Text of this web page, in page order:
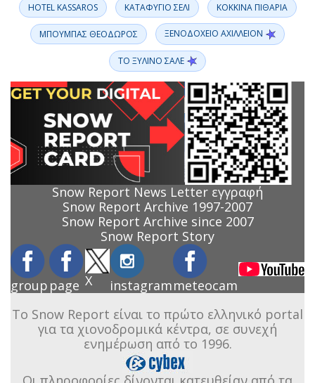
ΗOTEL KASSAROS ΚΑΤΑΦΥΓΙΟ ΣΕΛΙ ΚΟΚΚΙΝΑ ΠΙΘΑΡΙΑ
ΜΠΟΥΜΠΑΣ ΘΕΟΔΩΡΟΣ ΞΕΝΟΔΟΧΕΙΟ ΑΧΙΛΛΕΙΟΝ
ΤΟ ΞΥΛΙΝΟ ΣΑΛΕ
Snow Report News Letter εγγραφή
Snow Report Archive 1997-2007
Snow Report Archive since 2007
Snow Report Story
group page X instagrammeteocam
Το Snow Report είναι το πρώτο ελληνικό portal
για τα χιονοδρομικά κέντρα, σε συνεχή
ενημέρωση από το 1996.